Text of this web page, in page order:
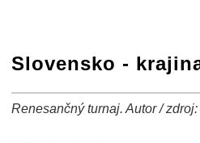
Slovensko -
Renesančný turnaj. Autor /